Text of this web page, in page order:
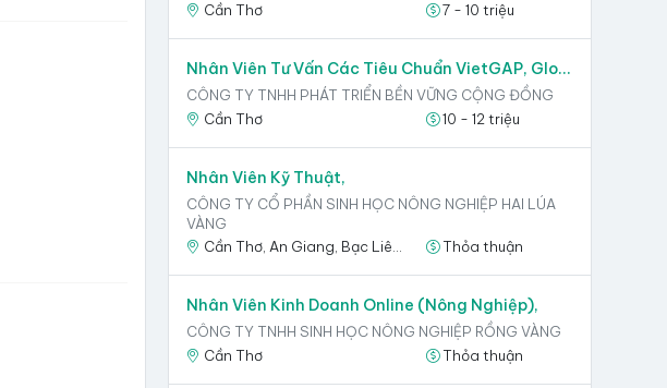
Cần Thơ
7 - 10 triệu
Nhân Viên Tư Vấn Các Tiêu Chuẩn VietGAP, Global GAP, ASC Trong Nông, Thủy Sản,
CÔNG TY TNHH PHÁT TRIỂN BỀN VỮNG CỘNG ĐỒNG
Cần Thơ
10 - 12 triệu
Nhân Viên Kỹ Thuật,
CÔNG TY CỔ PHẦN SINH HỌC NÔNG NGHIỆP HAI LÚA
VÀNG
Cần Thơ, An Giang, Bạc Liêu, Đồng Tháp, Sóc Trăng, Long An
Thỏa thuận
Nhân Viên Kinh Doanh Online (Nông Nghiệp),
CÔNG TY TNHH SINH HỌC NÔNG NGHIỆP RỒNG VÀNG
Cần Thơ
Thỏa thuận